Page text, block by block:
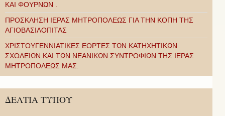
ΚΑΙ ΦΟΥΡΝΩΝ .
ΠΡΟΣΚΛΗΣΗ ΙΕΡΑΣ ΜΗΤΡΟΠΟΛΕΩΣ ΓΙΑ ΤΗΝ ΚΟΠΗ ΤΗΣ
ΑΓΙΟΒΑΣΙΛΟΠΙΤΑΣ
ΧΡΙΣΤΟΥΓΕΝΝΙΑΤΙΚΕΣ ΕΟΡΤΕΣ ΤΩΝ ΚΑΤΗΧΗΤΙΚΩΝ
ΣΧΟΛΕΙΩΝ ΚΑΙ ΤΩΝ ΝΕΑΝΙΚΩΝ ΣΥΝΤΡΟΦΙΩΝ ΤΗΣ ΙΕΡΑΣ
ΜΗΤΡΟΠΟΛΕΩΣ ΜΑΣ.
ΔΕΛΤΙΑ ΤΥΠΟΥ